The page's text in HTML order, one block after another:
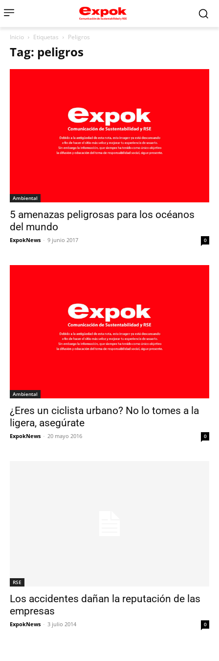
Inicio Etiquetas Peligros
Tag: peligros
Ambiental
5 amenazas peligrosas para los océanos
del mundo
ExpokNews - 9 junio 2017 0
Ambiental
¿Eres un ciclista urbano? No lo tomes a la
ligera, asegúrate
ExpokNews - 20 mayo 2016 0
RSE
Los accidentes dañan la reputación de las
empresas
ExpokNews - 3 julio 2014 0